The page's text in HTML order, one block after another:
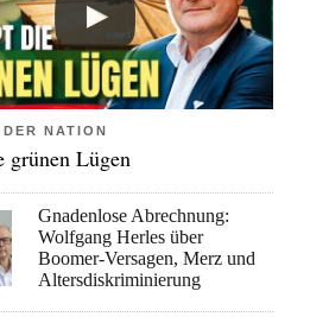
NATION
grünen Lügen
Gnadenlose Abrechnung:
Wolfgang Herles über
Boomer-Versagen, Merz und
Altersdiskriminierung